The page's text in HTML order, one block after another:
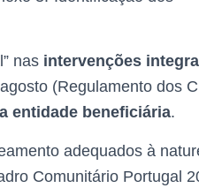
nas intervenções
(Regulamento dos
entidade beneficiária.
adequados à
Comunitário Portugal